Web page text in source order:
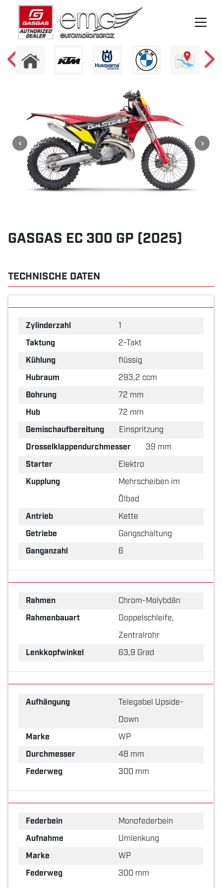
GASGAS EC 300 GP (2025)
TECHNISCHE DATEN
Zylinderzahl
1
Taktung
2-Takt
Kühlung
flüssig
Hubraum
293,2 ccm
Bohrung
72 mm
Hub
72 mm
Gemischaufbereitung
Einspritzung
Drosselklappendurchmesser
39 mm
Starter
Elektro
Kupplung
Mehrscheiben im
Ölbad
Antrieb
Kette
Getriebe
Gangschaltung
Ganganzahl
6
Rahmen
Chrom-Molybdän
Rahmenbauart
Doppelschleife,
Zentralrohr
Lenkkopfwinkel
63,9 Grad
Aufhängung
Telegabel Upside-
Down
Marke
WP
Durchmesser
48 mm
Federweg
300 mm
Federbein
Monofederbein
Aufnahme
Umlenkung
Marke
WP
Federweg
300 mm